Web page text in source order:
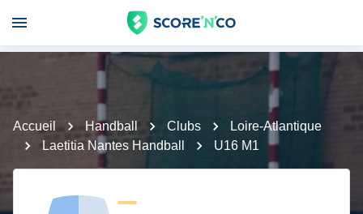
Accueil Handball Clubs
Loire-Atlantique
Laetitia Nantes Handball
U16 M1